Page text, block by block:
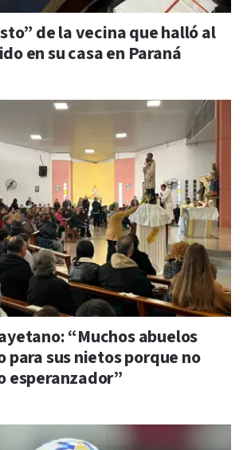
de la vecina que halló al
en su casa en Paraná
“Muchos abuelos
para sus nietos porque no
esperanzador”